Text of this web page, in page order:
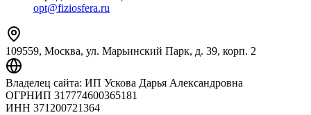
opt@fiziosfera.ru
109559, Москва, ул. Марьинский Парк, д. 39, корп. 2
Владелец сайта: ИП Ускова Дарья Александровна
ОГРНИП 317774600365181
ИНН 371200721364